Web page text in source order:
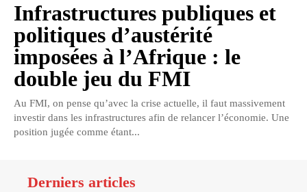
Infrastructures publiques et
politiques d’austérité
imposées à l’Afrique : le
double jeu du FMI
Au FMI, on pense qu’avec la crise actuelle, il faut massivement
investir dans les infrastructures afin de relancer l’économie. Une
position jugée comme étant...
Derniers articles